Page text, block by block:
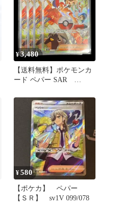
¥3,480
【送料無料】ポケモンカ
ード ペパー SAR
¥580
【ポケカ】 ペパー
【ＳＲ】 sv1V 099/078